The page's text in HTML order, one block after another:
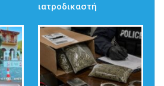
ιατροδικαστή